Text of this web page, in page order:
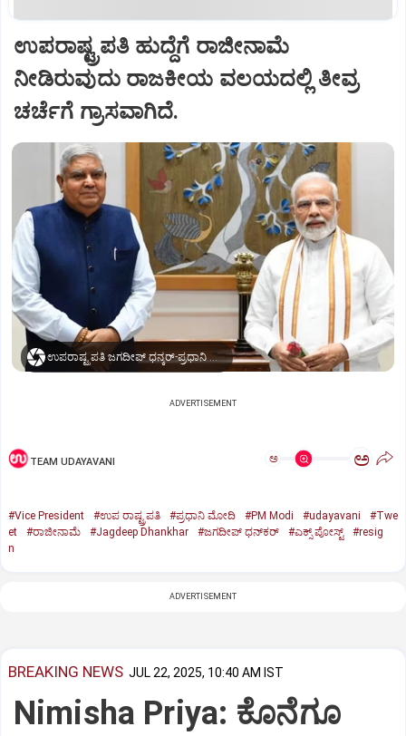
ಉಪರಾಷ್ಟ್ರಪತಿ ಹುದ್ದೆಗೆ ರಾಜೀನಾಮೆ
ನೀಡಿರುವುದು ರಾಜಕೀಯ ವಲಯದಲ್ಲಿ ತೀವ್ರ
ಚರ್ಚೆಗೆ ಗ್ರಾಸವಾಗಿದೆ.
ಉಪರಾಷ್ಟ್ರಪತಿ ಜಗದೀಪ್‌ ಧನ್ಕರ್-ಪ್ರಧಾನಿ ಮೋದಿ
ADVERTISEMENT
TEAM UDAYAVANI ಅ ಅ
#Vice President #ಉಪ ರಾಷ್ಟ್ರಪತಿ #ಪ್ರಧಾನಿ ಮೋದಿ #PM Modi #udayavani
#Twe
et
#ರಾಜೀನಾಮೆ #Jagdeep Dhankhar #ಜಗದೀಪ್‌ ಧನ್‌ಕರ್‌ #ಎಕ್ಸ್‌ ಪೋಸ್ಟ್
#resig
n
ADVERTISEMENT
BREAKING NEWS JUL 22, 2025, 10:40 AM IST
Nimisha Priya: ಕೊನೆಗೂ